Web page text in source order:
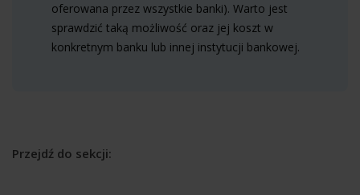
oferowana przez wszystkie banki). Warto jest
sprawdzić taką możliwość oraz jej koszt w
konkretnym banku lub innej instytucji bankowej.
Przejdź do sekcji: